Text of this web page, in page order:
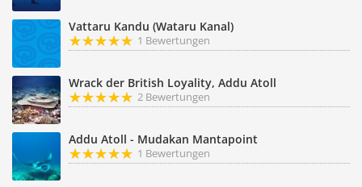
Vattaru Kandu (Wataru Kanal)
1 Bewertungen
Wrack der British Loyality, Addu Atoll
2 Bewertungen
Addu Atoll - Mudakan Mantapoint
1 Bewertungen